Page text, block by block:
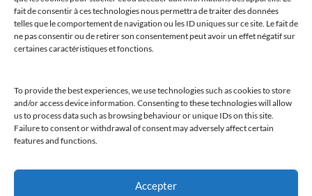
fait de consentir à ces technologies nous permettra de traiter des données
telles que le comportement de navigation ou les ID uniques sur ce site. Le fait de
ne pas consentir ou de retirer son consentement peut avoir un effet négatif sur
certaines caractéristiques et fonctions.
To provide the best experiences, we use technologies such as cookies to store
and/or access device information. Consenting to these technologies will allow
us to process data such as browsing behaviour or unique IDs on this site.
Failure to consent or withdrawal of consent may adversely affect certain
features and functions.
Accepter